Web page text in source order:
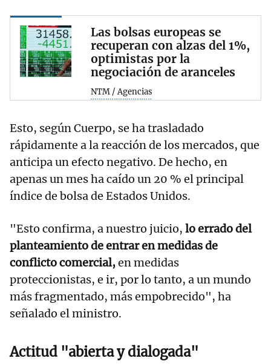
Las bolsas europeas se
recuperan con alzas del 1%,
optimistas por la
negociación de aranceles
NTM / Agencias
Esto, según Cuerpo, se ha trasladado
rápidamente a la reacción de los mercados, que
anticipa un efecto negativo. De hecho, en
apenas un mes ha caído un 20 % el principal
índice de bolsa de Estados Unidos.
"Esto confirma, a nuestro juicio, lo errado del
planteamiento de entrar en medidas de
conflicto comercial,en medidas
proteccionistas, e ir, por lo tanto, a un mundo
más fragmentado, más empobrecido", ha
señalado el ministro.
Actitud "abierta y dialogada"